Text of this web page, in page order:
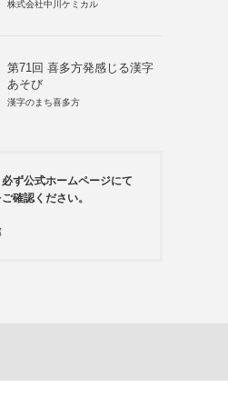
株式会社中川ケミカル
第71回 喜多方発感じる漢字
あそび
漢字のまち喜多方
ず公式ホームページにて
確認ください。